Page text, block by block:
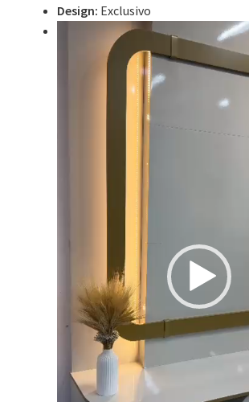
Design: Exclusivo